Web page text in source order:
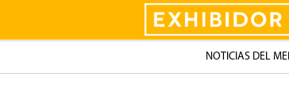
Exhibidor
NOTICIAS DEL